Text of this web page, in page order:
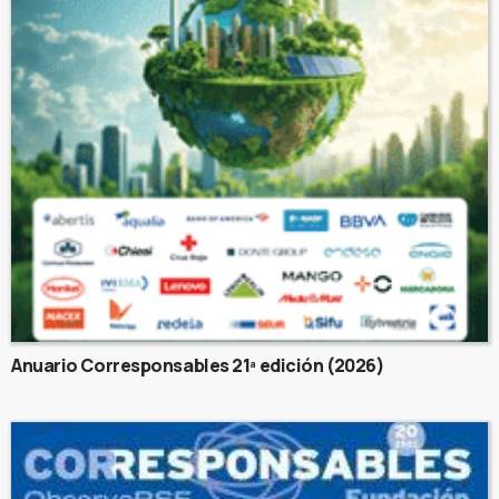
Anuario Corresponsables 21ª edición (2026)